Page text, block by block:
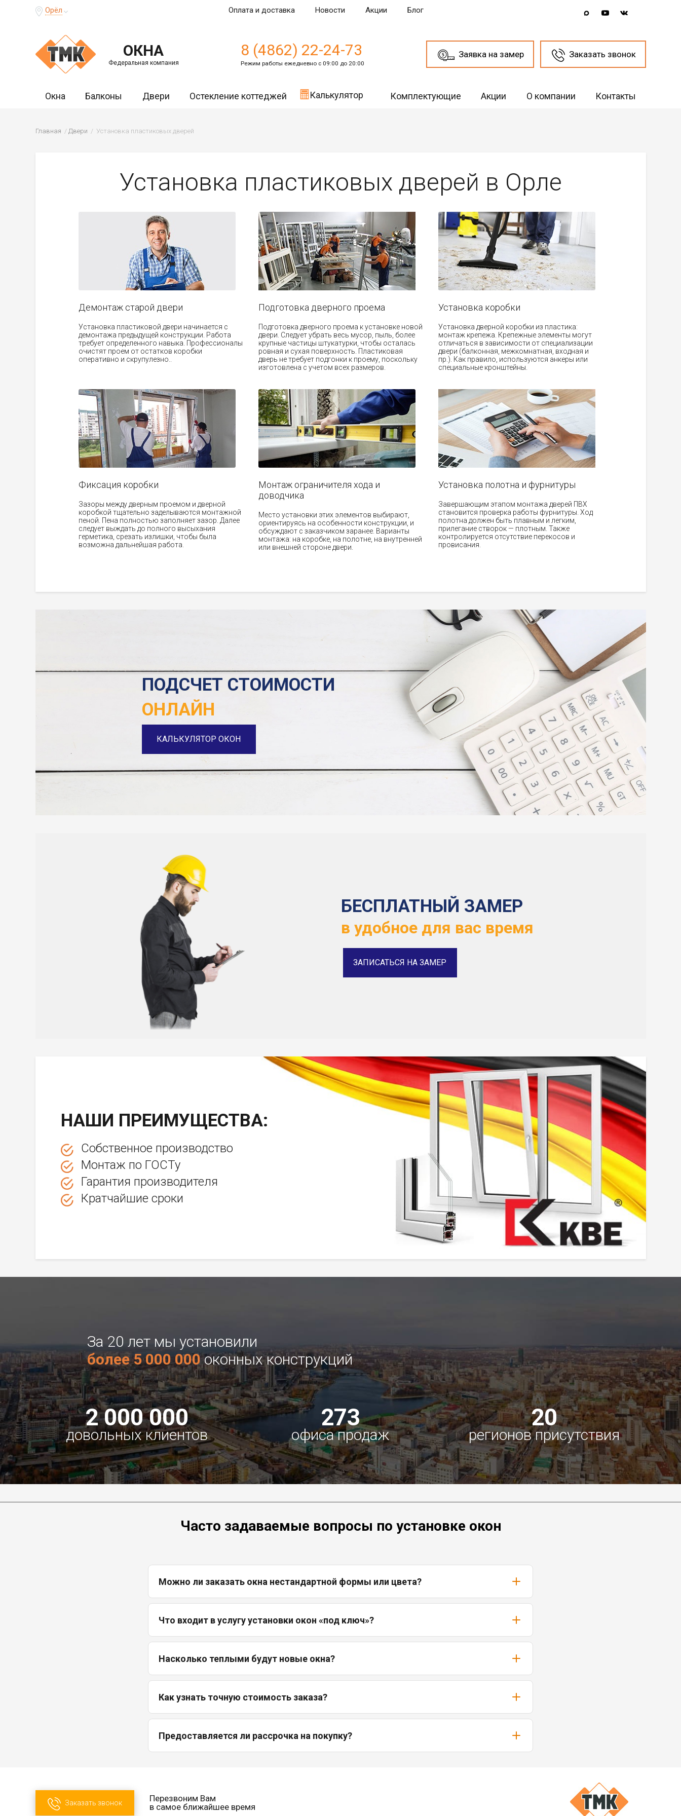
Орёл Оплата и доставка Новости Акции Блог
ОКНА
Федеральная компания
8 (4862) 22-24-73
Режим работы ежедневно с 09:00 до 20:00
Заявка на замер Заказать звонок
Окна Балконы Двери Остекление коттеджей Калькулятор Комплектующие Акции О компании Контакты
Главная Двери Установка пластиковых дверей
Установка пластиковых дверей в Орле
Демонтаж старой двери
Установка пластиковой двери начинается с
демонтажа предыдущей конструкции. Работа
требует определенного навыка. Профессионалы
очистят проем от остатков коробки
оперативно и скрупулезно..
Подготовка дверного проема
Подготовка дверного проема к установке новой
двери. Следует убрать весь мусор, пыль, более
крупные частицы штукатурки, чтобы осталась
ровная и сухая поверхность. Пластиковая
дверь не требует подгонки к проему, поскольку
изготовлена с учетом всех размеров.
Установка коробки
Установка дверной коробки из пластика:
монтаж крепежа. Крепежные элементы могут
отличаться в зависимости от специализации
двери (балконная, межкомнатная, входная и
пр.). Как правило, используются анкеры или
специальные кронштейны.
Фиксация коробки
Зазоры между дверным проемом и дверной
коробкой тщательно заделываются монтажной
пеной. Пена полностью заполняет зазор. Далее
следует выждать до полного высыхания
герметика, срезать излишки, чтобы была
возможна дальнейшая работа.
Монтаж ограничителя хода и
доводчика
Место установки этих элементов выбирают,
ориентируясь на особенности конструкции, и
обсуждают с заказчиком заранее. Варианты
монтажа: на коробке, на полотне, на внутренней
или внешней стороне двери.
Установка полотна и фурнитуры
Завершающим этапом монтажа дверей ПВХ
становится проверка работы фурнитуры. Ход
полотна должен быть плавным и легким,
прилегание створок — плотным. Также
контролируется отсутствие перекосов и
провисания.
ПОДСЧЕТ СТОИМОСТИ
ОНЛАЙН
КАЛЬКУЛЯТОР ОКОН
БЕСПЛАТНЫЙ ЗАМЕР
в удобное для вас время
ЗАПИСАТЬСЯ НА ЗАМЕР
НАШИ ПРЕИМУЩЕСТВА:
Собственное производство
Монтаж по ГОСТу
Гарантия производителя
Кратчайшие сроки
За 20 лет мы установили
более 5 000 000оконных конструкций
2 000 000
довольных клиентов
273
офиса продаж
20
регионов присутствия
Часто задаваемые вопросы по установке окон
Можно ли заказать окна нестандартной формы или цвета?
Что входит в услугу установки окон «под ключ»?
Насколько теплыми будут новые окна?
Как узнать точную стоимость заказа?
Предоставляется ли рассрочка на покупку?
Заказать звонок
Перезвоним Вам
в самое ближайшее время